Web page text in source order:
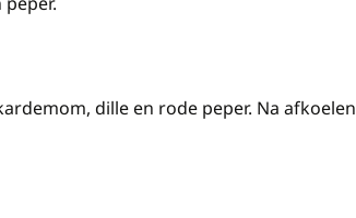
dille en rode peper. Na afkoelen